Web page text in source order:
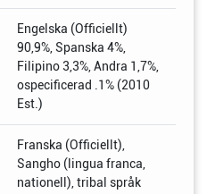
Engelska (Officiellt)
90,9%, Spanska 4%,
Filipino 3,3%, Andra 1,7%,
ospecificerad .1% (2010
Est.)
Franska (Officiellt),
Sangho (lingua franca,
nationell), tribal språk